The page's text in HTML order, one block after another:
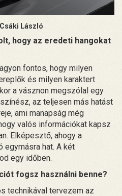
László
hogy az eredeti hangokat
fontos, hogy milyen
és milyen karaktert
a vásznon megszólal egy
az teljesen más hatást
ami manapság még
valós információkat kapsz
Elképesztő, ahogy a
egymásra hat. A két
egy időben.
fogsz használni benne?
technikával tervezem az